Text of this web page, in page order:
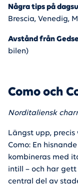
Några tips på
Brescia, Venedig,
Avstånd från
bilen)
Como och
Norditaliensk
Längst upp,
Como: En
kombineras med
intill – och har gett
central del av